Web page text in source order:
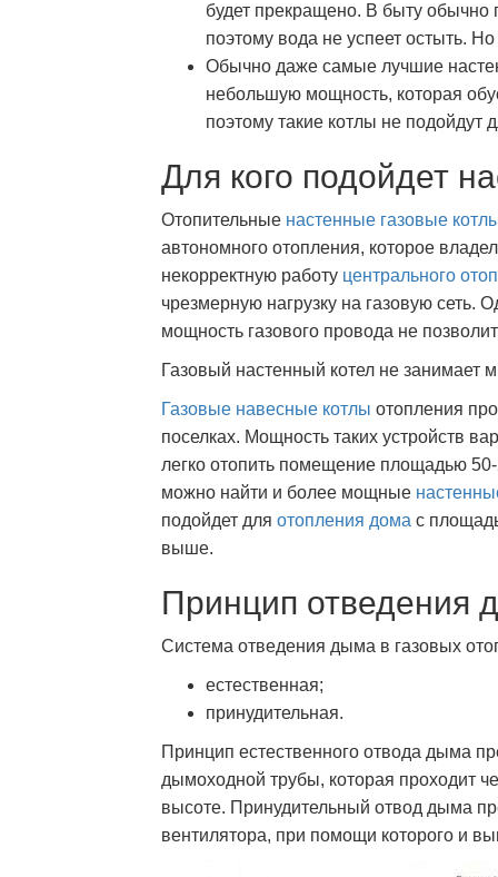
будет прекращено. В быту обычно
поэтому вода не успеет остыть.
Обычно даже самые лучшие
небольшую мощность, которая
поэтому такие котлы не
Для кого подойдет
Отопительные настенные газовые
автономного отопления, которое
некорректную работу центрального
чрезмерную нагрузку на газовую
мощность газового провода не
Газовый настенный котел не занимает
Газовые навесные котлы отопления
поселках. Мощность таких устройств
легко отопить помещение площадью
можно найти и более мощные
подойдет для отопления дома с
выше.
Принцип отведения
Система отведения дыма в газовых
естественная;
принудительная.
Принцип естественного отвода дыма
дымоходной трубы, которая проходит
высоте. Принудительный отвод дыма
вентилятора, при помощи которого и